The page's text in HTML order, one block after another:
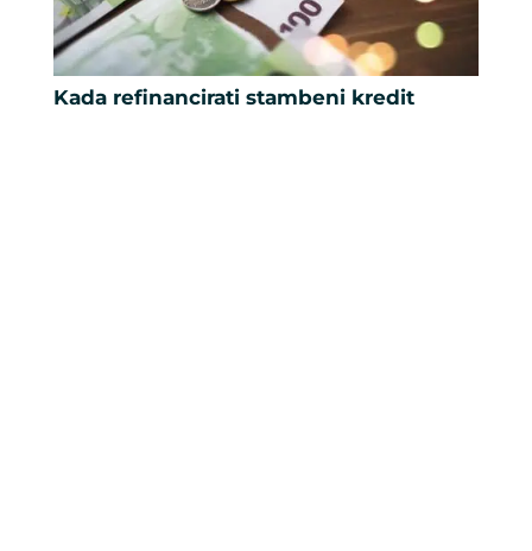
Kada refinancirati stambeni kredit